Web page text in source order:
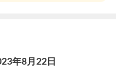
年8月22日